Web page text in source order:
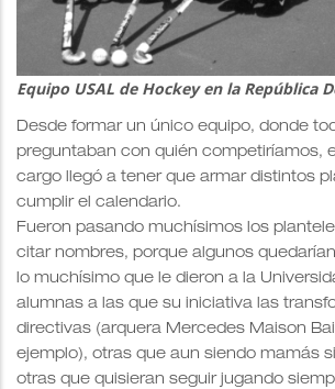
Equipo USAL de Hockey en la República
Desde formar un único equipo, donde
preguntaban con quién competiríamos,
cargo llegó a tener que armar distintos
cumplir el calendario.
Fueron pasando muchísimos los
citar nombres, porque algunos
lo muchísimo que le dieron a la
alumnas a las que su iniciativa las
directivas (arquera Mercedes Maison
ejemplo), otras que aun siendo mamás
otras que quisieran seguir jugando